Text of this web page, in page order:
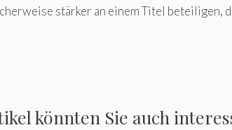
stärker an einem Titel beteiligen,
könnten Sie auch